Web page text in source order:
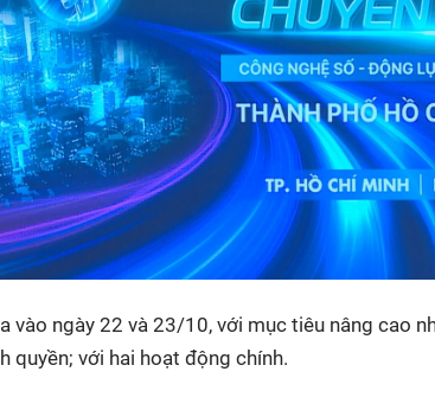
vào ngày 22 và 23/10, với mục tiêu nâng cao
quyền; với hai hoạt động chính.